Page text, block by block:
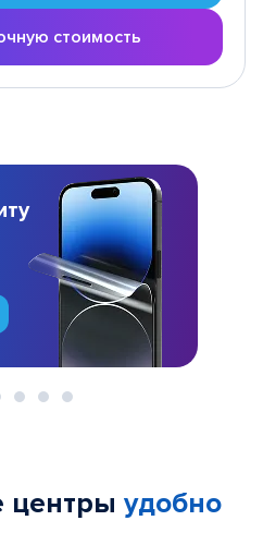
стоимость
центры удобно